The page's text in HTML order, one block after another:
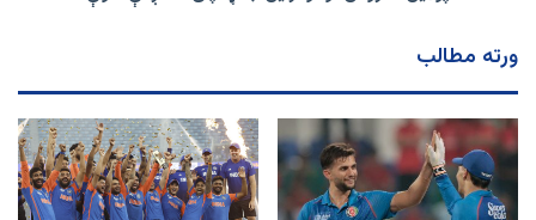
ورته مطالب